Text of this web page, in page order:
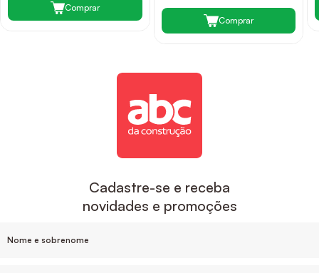
Comprar
Comprar
Cadastre-se e receba
novidades e promoções